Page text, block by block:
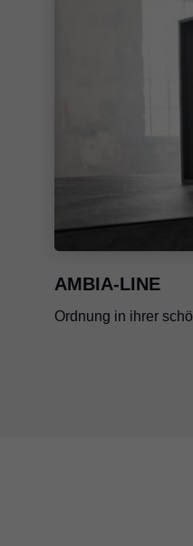
AMBIA-LINE
Ordnung in ihrer